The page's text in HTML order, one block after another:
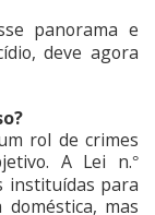
panorama e
deve agora
rol de crimes
A Lei n.°
instituídas para
mas